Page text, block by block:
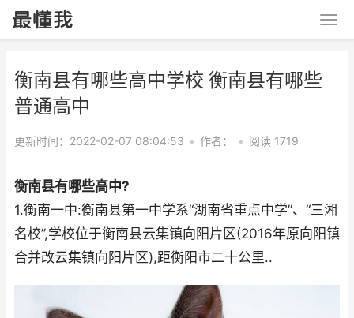
衡南县有哪些高中学校 衡南县有哪些
普通高中
更新时间：2022-02-07 08:04:53 • 作者： • 阅读 1719
衡南县有哪些高中?
1.衡南一中:衡南县第一中学系“湖南省重点中学”、“三湘
名校”,学校位于衡南县云集镇向阳片区(2016年原向阳镇
合并改云集镇向阳片区),距衡阳市二十公里..